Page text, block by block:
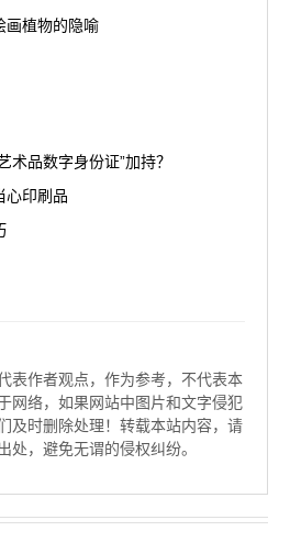
画植物的隐喻
术品数字身份证”加持？
心印刷品
表作者观点，作为参考，不代表本
网络，如果网站中图片和文字侵犯
及时删除处理！转载本站内容，请
处，避免无谓的侵权纠纷。